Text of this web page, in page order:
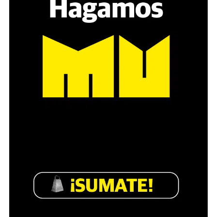
mamá de Lucía Pérez
“Estamos como el día 1”. La frase de la madre de la joven
asesinada en 2016 remite a aquel año: cuando
es a través del interrogante, que puedan encarnar la
pregunta», comparte Gonzalo, de 41 años.